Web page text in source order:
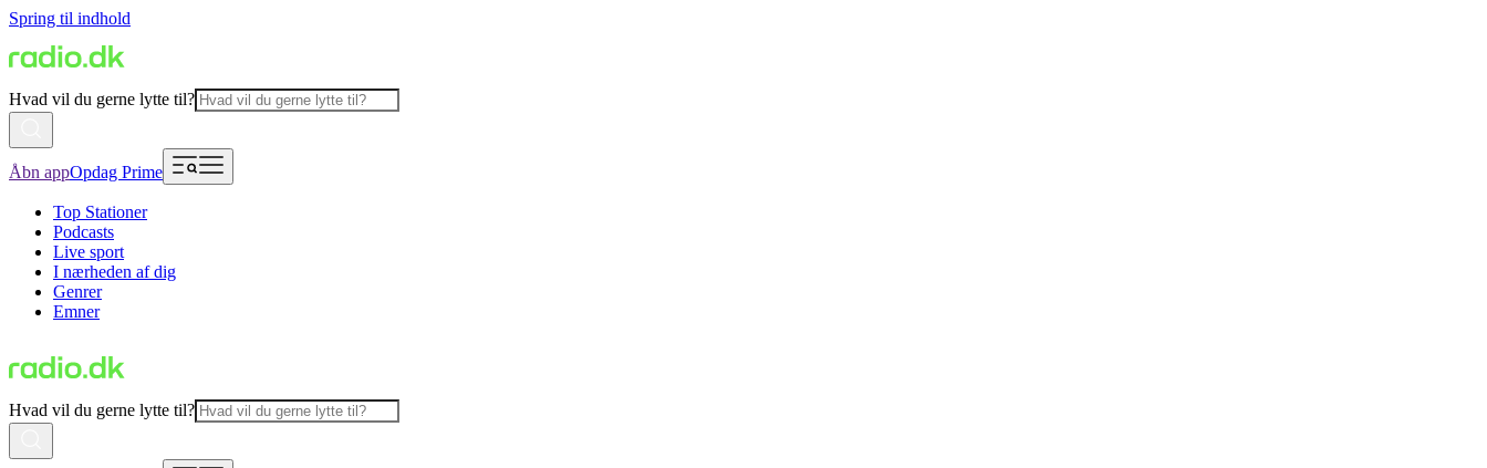
Spring til indhold
Hvad vil du gerne lytte til?
Åbn appOpdag Prime
Top Stationer
Podcasts
Live sport
I nærheden af dig
Genrer
Emner
Hvad vil du gerne lytte til?